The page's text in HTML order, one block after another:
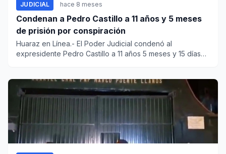
JUDICIAL hace 8 meses
Condenan a Pedro Castillo a 11 años y 5 meses
de prisión por conspiración
Huaraz en Línea.- El Poder Judicial condenó al
expresidente Pedro Castillo a 11 años 5 meses y 15 días